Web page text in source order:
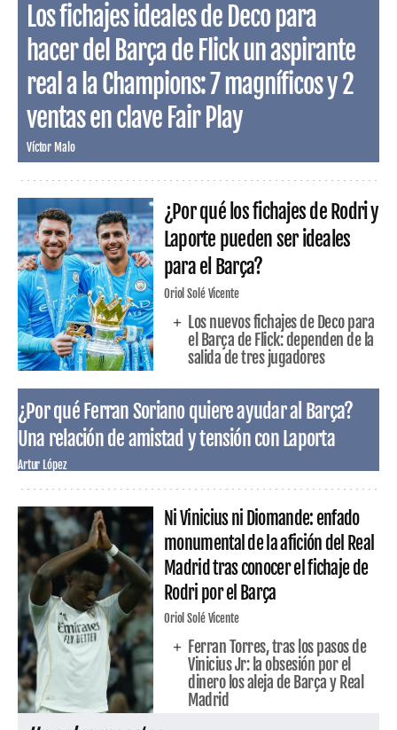
Los fichajes ideales de Deco para
hacer del Barça de Flick un aspirante
real a la Champions: 7 magníficos y 2
ventas en clave Fair Play
Víctor Malo
¿Por qué los fichajes de Rodri y
Laporte pueden ser ideales
para el Barça?
Oriol Solé Vicente
Los nuevos fichajes de Deco para
el Barça de Flick: dependen de la
salida de tres jugadores
¿Por qué Ferran Soriano quiere ayudar al Barça?
Una relación de amistad y tensión con Laporta
Artur López
Ni Vinicius ni Diomande: enfado
monumental de la afición del Real
Madrid tras conocer el fichaje de
Rodri por el Barça
Oriol Solé Vicente
Ferran Torres, tras los pasos de
Vinicius Jr: la obsesión por el
dinero los aleja de Barça y Real
Madrid